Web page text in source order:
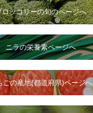
ロッコリーの旬のページへ
ニラの栄養素ページへ
ごの産地(都道府県)ページへ